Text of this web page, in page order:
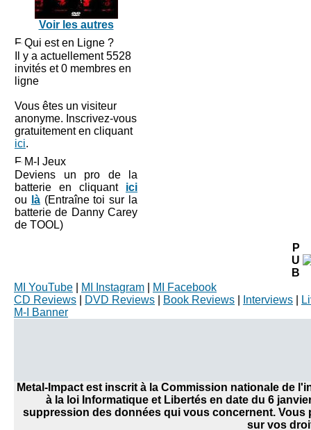
Voir les autres
Qui est en Ligne ?
Il y a actuellement 5528
invités et 0 membres en
ligne
Vous êtes un visiteur
anonyme. Inscrivez-vous
gratuitement en cliquant
ici.
M-I Jeux
Deviens un pro de la
batterie en cliquant ici
ou
là(Entraîne toi sur la
batterie de Danny Carey
de TOOL)
P
U
B
MI YouTube
MI Instagram
MI Facebook
CD Reviews
DVD Reviews Book Reviews Interviews
M-I Banner
Metal-Impact est inscrit à la Commission nationale de
à la loi Informatique et Libertés en date du 6
suppression des données qui vous concernent.
sur vos